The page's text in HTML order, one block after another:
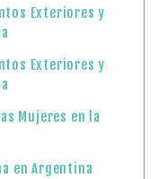
Exteriores y
Exteriores y
Mujeres en la
en Argentina